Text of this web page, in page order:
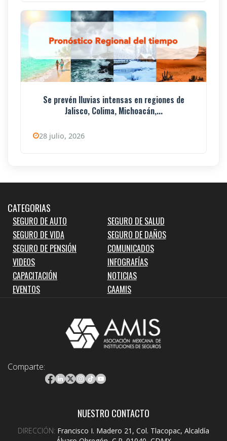
Se prevén lluvias intensas en regiones de
Jalisco, Colima, Michoacán,...
28 julio, 2026
CATEGORIAS
SEGURO DE AUTO
SEGURO DE SALUD
SEGURO DE VIDA
SEGURO DE DAÑOS
SEGURO DE PENSIÓN
COMUNICADOS
VIDEOS
INFOGRAFÍAS
CAPACITACIÓN
NOTICIAS
EVENTOS
CAAMIS
Comparte:
NUESTRO CONTACTO
DIRECCIÓN: Francisco I. Madero 21, Col. Tlacopac, Alcaldía